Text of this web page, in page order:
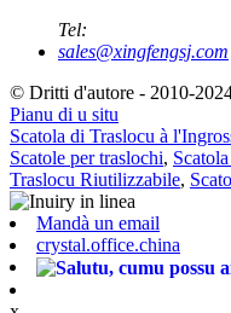
Tel:
sales@xingfengsj.com
© Dritti d'autore - 2010-
Pianu di u situ
Scatola di Traslocu à
Scatole per traslochi,
Traslocu Riutilizzabile,
Mandà un email
crystal.office.china